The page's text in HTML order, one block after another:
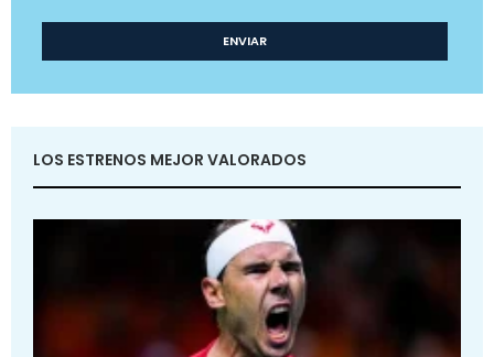
LOS ESTRENOS MEJOR VALORADOS